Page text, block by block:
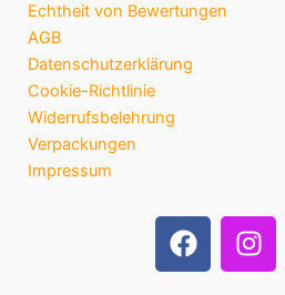
Echtheit von Bewertungen
AGB
Datenschutzerklärung
Cookie-Richtlinie
Widerrufsbelehrung
Verpackungen
Impressum
F
a
I
n